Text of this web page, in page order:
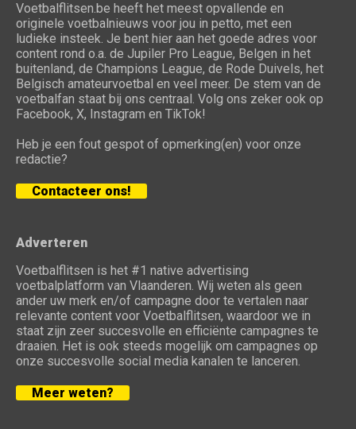
Voetbalflitsen.be heeft het meest opvallende en
originele voetbalnieuws voor jou in petto, met een
ludieke insteek. Je bent hier aan het goede adres voor
content rond o.a. de Jupiler Pro League, Belgen in het
buitenland, de Champions League, de Rode Duivels, het
Belgisch amateurvoetbal en veel meer. De stem van de
voetbalfan staat bij ons centraal. Volg ons zeker ook op
Facebook, X, Instagram en TikTok!
Heb je een fout gespot of opmerking(en) voor onze
redactie?
Contacteer ons!
Adverteren
Voetbalflitsen is het #1 native advertising
voetbalplatform van Vlaanderen. Wij weten als geen
ander uw merk en/of campagne door te vertalen naar
relevante content voor Voetbalflitsen, waardoor we in
staat zijn zeer succesvolle en efficiënte campagnes te
draaien. Het is ook steeds mogelijk om campagnes op
onze succesvolle social media kanalen te lanceren.
Meer weten?